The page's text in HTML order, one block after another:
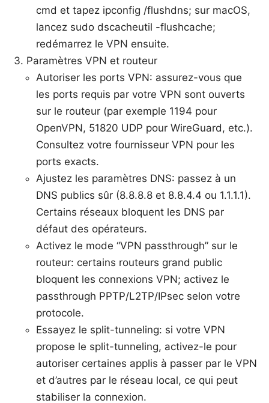
cmd et tapez ipconfig /flushdns; sur macOS,
lancez sudo dscacheutil -flushcache;
redémarrez le VPN ensuite.
Paramètres VPN et routeur
Autoriser les ports VPN: assurez-vous que
les ports requis par votre VPN sont ouverts
sur le routeur (par exemple 1194 pour
OpenVPN, 51820 UDP pour WireGuard, etc.).
Consultez votre fournisseur VPN pour les
ports exacts.
Ajustez les paramètres DNS: passez à un
DNS publics sûr (8.8.8.8 et 8.8.4.4 ou 1.1.1.1).
Certains réseaux bloquent les DNS par
défaut des opérateurs.
Activez le mode “VPN passthrough” sur le
routeur: certains routeurs grand public
bloquent les connexions VPN; activez le
passthrough PPTP/L2TP/IPsec selon votre
protocole.
Essayez le split-tunneling: si votre VPN
propose le split-tunneling, activez-le pour
autoriser certaines applis à passer par le VPN
et d’autres par le réseau local, ce qui peut
stabiliser la connexion.